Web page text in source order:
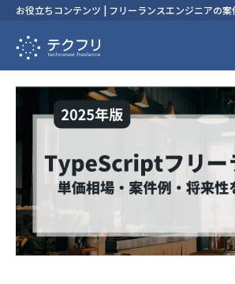
お役立ちコンテンツ | フリーランスエンジニアの